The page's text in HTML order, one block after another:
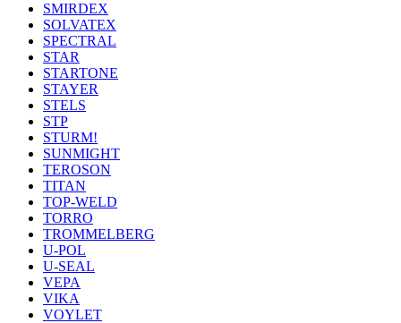
SMIRDEX
SOLVATEX
SPECTRAL
STAR
STARTONE
STAYER
STELS
STP
STURM!
SUNMIGHT
TEROSON
TITAN
TOP-WELD
TORRO
TROMMELBERG
U-POL
U-SEAL
VEPA
VIKA
VOYLET